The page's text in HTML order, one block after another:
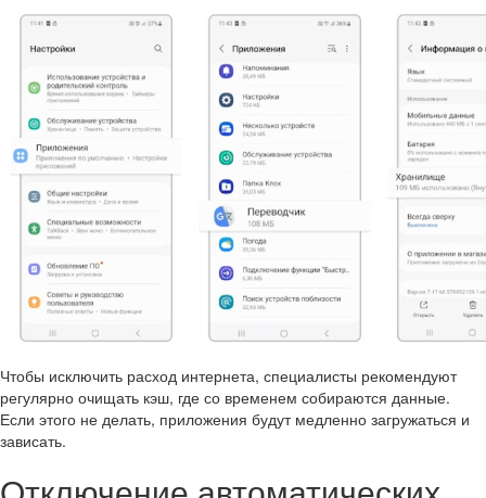
Чтобы исключить расход интернета, специалисты рекомендуют
регулярно очищать кэш, где со временем собираются данные.
Если этого не делать, приложения будут медленно загружаться и
зависать.